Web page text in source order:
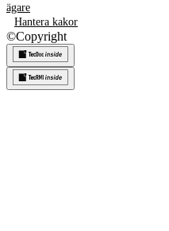
ägare
Hantera kakor
©Copyright